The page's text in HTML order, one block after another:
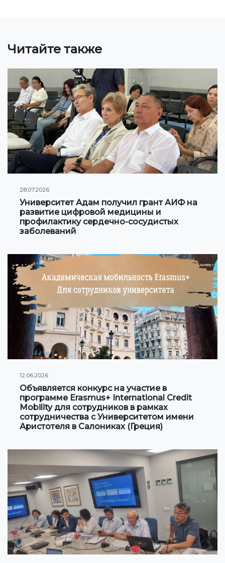
ЭЛЕКТРОННОЕ ОБРАЗОВАНИЕ
Открытые образовательные ресурсы
Онлайн конференции и вебинары
НАУКА
Стратегические направления
Исследования
Международный научный журнал "Экономика,
управление, образование"
Электронная библиотека
СОТРУДНИЧЕСТВО
Сотрудничество с международными
организациями
Сотрудничество с Вузами
Академическая мобильность
Мобильность студентов
Личный кабинет студента
Информация для студентов
Учебное расписание
Студенческое правительство
Инициативы
Читайте также
28.07.2026
Университет Адам получил грант АИФ на
развитие цифровой медицины и
профилактику сердечно-сосудистых
заболеваний
12.06.2026
Объявляется конкурс на участие в
программе Erasmus+ International Credit
Mobility для сотрудников в рамках
сотрудничества с Университетом имени
Аристотеля в Салониках (Греция)